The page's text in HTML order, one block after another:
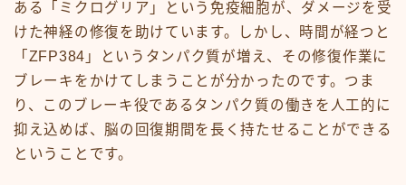
ある「ミクログリア」という免疫細胞が、ダメージを受
けた神経の修復を助けています。しかし、時間が経つと
「ZFP384」というタンパク質が増え、その修復作業に
ブレーキをかけてしまうことが分かったのです。つま
り、このブレーキ役であるタンパク質の働きを人工的に
抑え込めば、脳の回復期間を長く持たせることができる
ということです。